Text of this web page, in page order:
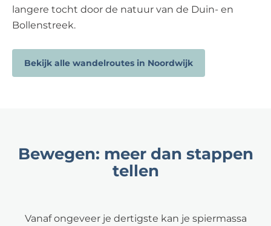
langere tocht door de natuur van de Duin- en
Bollenstreek.
Bekijk alle wandelroutes in Noordwijk
Bewegen: meer dan stappen
tellen
Vanaf ongeveer je dertigste kan je spiermassa